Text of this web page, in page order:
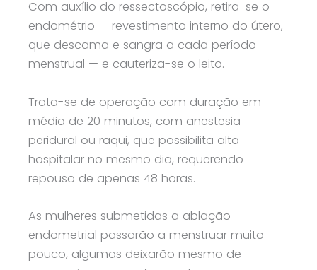
Com auxílio do ressectoscópio, retira-se o
endométrio — revestimento interno do útero,
que descama e sangra a cada período
menstrual — e cauteriza-se o leito.
Trata-se de operação com duração em
média de 20 minutos, com anestesia
peridural ou raqui, que possibilita alta
hospitalar no mesmo dia, requerendo
repouso de apenas 48 horas.
As mulheres submetidas a ablação
endometrial passarão a menstruar muito
pouco, algumas deixarão mesmo de